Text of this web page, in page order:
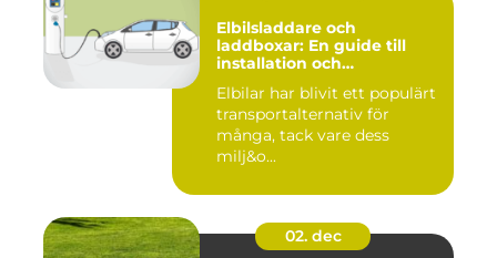
Elbilsladdare och
laddboxar: En guide till
installation och
Elbilar har blivit ett populärt
transportalternativ för
många, tack vare dess
milj&o...
02. dec